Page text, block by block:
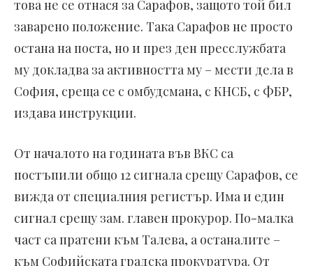
това не се отнася за Сарафов, защото той бил
заварено положение. Така Сарафов не просто
остана на поста, но и през ден пресслужбата
му докладва за активността му – мести дела в
София, среща се с омбудсмана, с КНСБ, с ФБР,
издава инструкции.
От началото на годината във ВКС са
постъпили общо 12 сигнала срещу Сарафов, се
вижда от специалния регистър. Има и един
сигнал срещу зам. главен прокурор. По-малка
част са пратени към Талева, а останалите –
към Софийската градска прокуратура. От